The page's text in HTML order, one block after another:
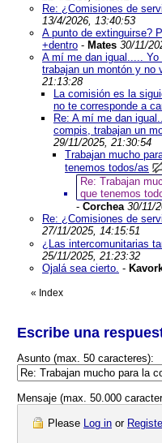
Re: ¿Comisiones de
13/4/2026, 13:40:53
A punto de extinguirse?
+dentro - Mates 30/11/
A mí me dan igual.....
trabajan un montón y no
21:13:28
La comisión es la
no te corresponde a
Re: A mí me dan
compis, trabajan un
29/11/2025, 21:30:54
Trabajan mucho
tenemos todos/as
Re: Trabajan
que tenemos
- Corchea 30/11/
Re: ¿Comisiones de
27/11/2025, 14:15:51
¿Las intercomunitarias
25/11/2025, 21:23:32
Ojalá sea cierto. -
« Index
Escribe una
Asunto (max. 50 caracteres):
Mensaje (max. 50.000
Please Log in or